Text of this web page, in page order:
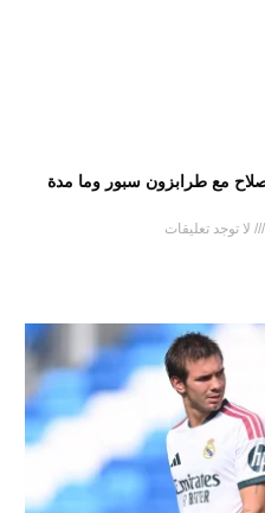
مع طرابزون سبور وما مدة
لا توجد تعليقات